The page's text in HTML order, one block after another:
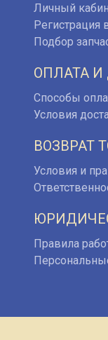
Личный
Регистрация
Подбор
ОПЛАТА И
Способы
Условия
ВОЗВРАТ
Условия и
Правила